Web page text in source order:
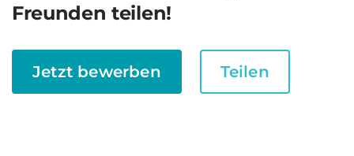
Freunden teilen!
Jetzt bewerben Teilen